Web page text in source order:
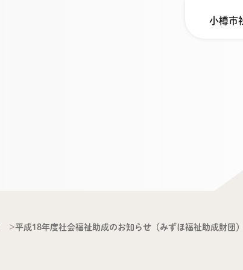
小樽市
平成18年度社会福祉助成のお知らせ（みずほ福祉助成財団